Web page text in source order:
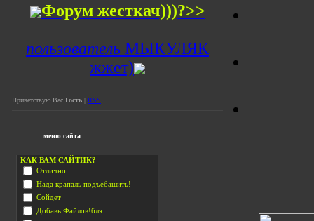
Форумжесткач)))?>>
пользователь МЫКУЛЯК
жжет)
Приветствую Вас Гость | RSS
меню сайта
КАК ВАМ САЙТИК?
Отлично
Нада крапаль подъебашить!
Сойдет
Добавь Файлов!бля